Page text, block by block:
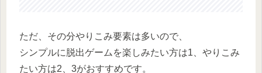
ただ、その分やりこみ要素は多いので、
シンプルに脱出ゲームを楽しみたい方は1、やりこみ
たい方は2、3がおすすめです。